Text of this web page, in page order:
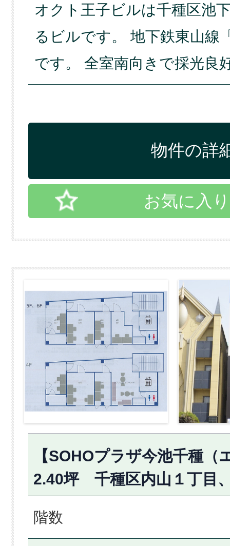
オクト王子ビルは千種区池
るビルです。 地下鉄東山線
です。 全室南向きで採光
物件の詳
お気に入
【SOHOプラザ今池千種
2.40坪 千種区内山１丁目
階数